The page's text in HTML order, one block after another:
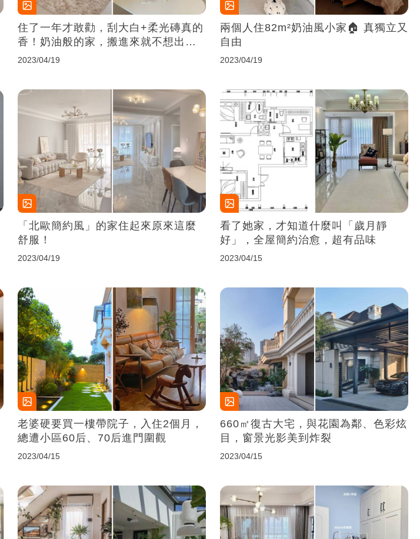
住了一年才敢勸，刮大白+柔光磚真的
香！奶油般的家，搬進來就不想出去
啦~
2023/04/19
兩個人住82m²奶油風小家🏠 真獨立又
自由
2023/04/19
「北歐簡約風」的家住起來原來這麼
舒服！
2023/04/19
看了她家，才知道什麼叫「歲月靜
好」，全屋簡約治愈，超有品味
2023/04/15
老婆硬要買一樓帶院子，入住2個月，
總遭小區60后、70后進門圍觀
2023/04/15
660㎡復古大宅，與花園為鄰、色彩炫
目，窗景光影美到炸裂
2023/04/15